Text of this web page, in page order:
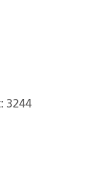
3244